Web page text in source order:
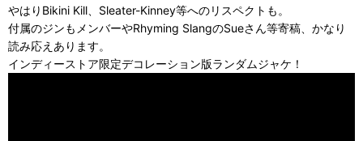
やはりBikini Kill、Sleater-Kinney等へのリスペクトも。
付属のジンもメンバーやRhyming SlangのSueさん等寄稿、かなり
読み応えあります。
インディーストア限定デコレーション版ランダムジャケ！